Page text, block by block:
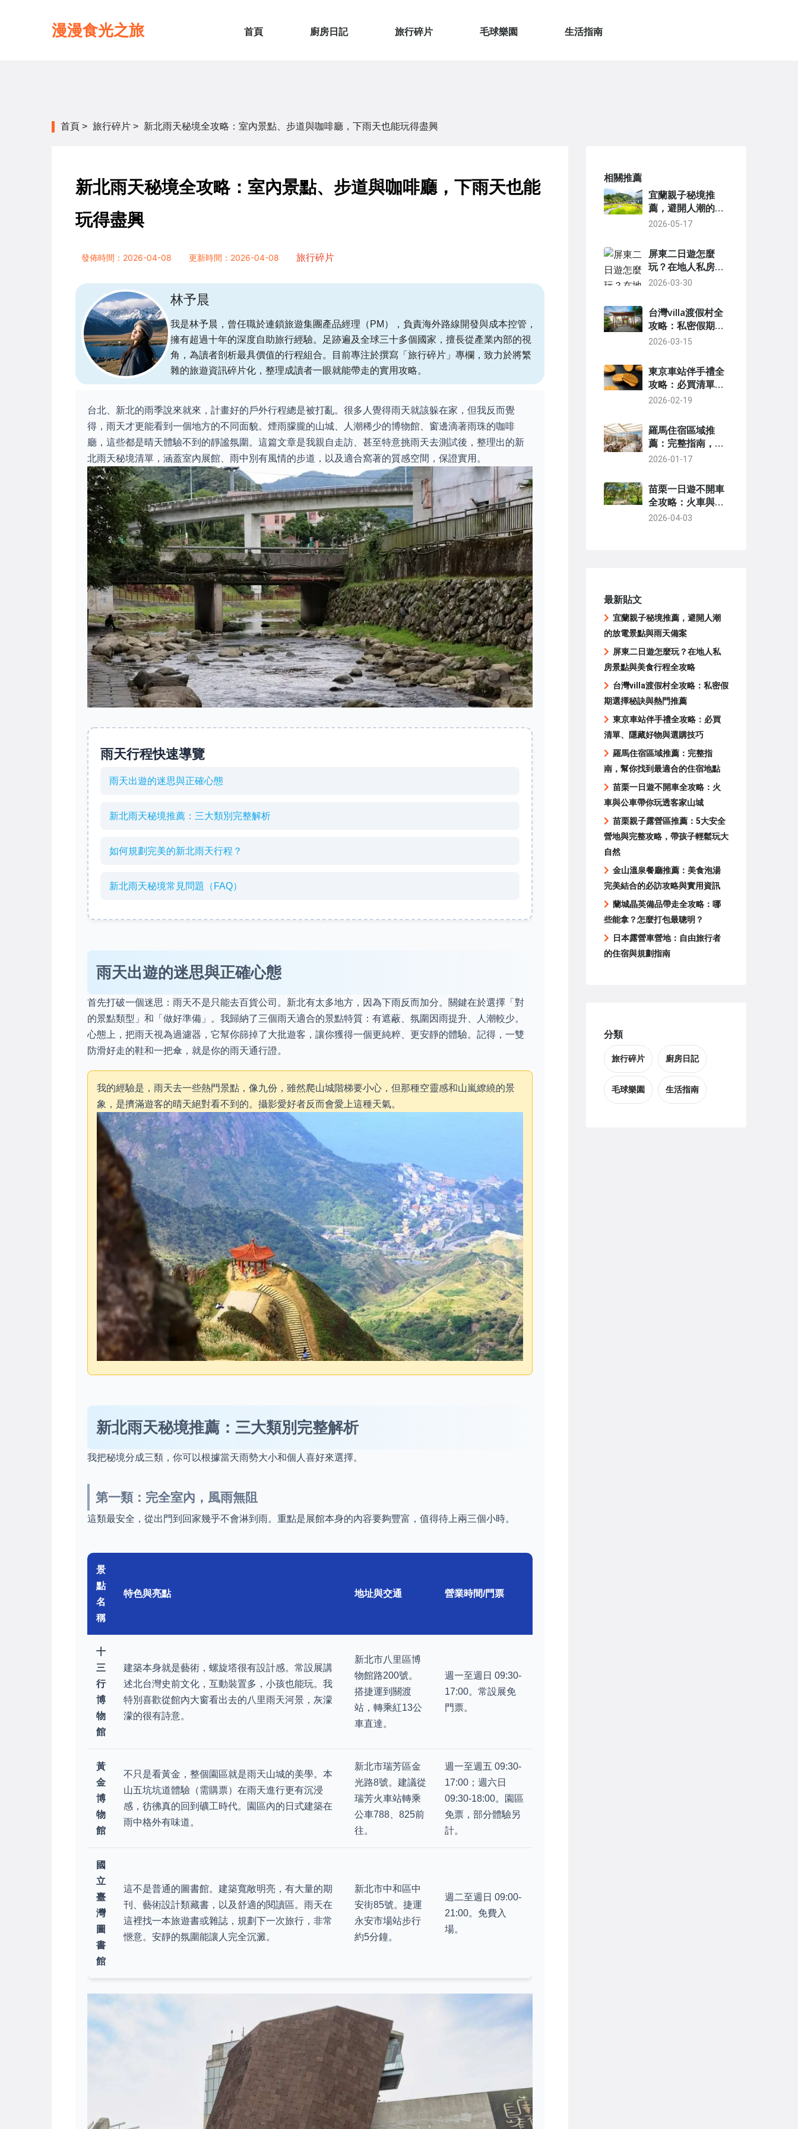
漫漫食光之旅 首頁 廚房日記 旅行碎片 毛球樂園 生活指南
首頁 > 旅行碎片 > 新北雨天秘境全攻略：室內景點、步道與咖啡廳，下雨天也能玩得盡興
新北雨天秘境全攻略：室內景點、步道與咖啡廳，下雨天也能
玩得盡興
發佈時間：2026-04-08 更新時間：2026-04-08 旅行碎片
林予晨
我是林予晨，曾任職於連鎖旅遊集團產品經理（PM），負責海外路線開發與成本控管，
擁有超過十年的深度自助旅行經驗。足跡遍及全球三十多個國家，擅長從產業內部的視
角，為讀者剖析最具價值的行程組合。目前專注於撰寫「旅行碎片」專欄，致力於將繁
雜的旅遊資訊碎片化，整理成讀者一眼就能帶走的實用攻略。
台北、新北的雨季說來就來，計畫好的戶外行程總是被打亂。很多人覺得雨天就該躲在家，但我反而覺
得，雨天才更能看到一個地方的不同面貌。煙雨朦朧的山城、人潮稀少的博物館、窗邊滴著雨珠的咖啡
廳，這些都是晴天體驗不到的靜謐氛圍。這篇文章是我親自走訪、甚至特意挑雨天去測試後，整理出的新
北雨天秘境清單，涵蓋室內展館、雨中別有風情的步道，以及適合窩著的質感空間，保證實用。
雨天行程快速導覽
雨天出遊的迷思與正確心態
新北雨天秘境推薦：三大類別完整解析
如何規劃完美的新北雨天行程？
新北雨天秘境常見問題（FAQ）
雨天出遊的迷思與正確心態
首先打破一個迷思：雨天不是只能去百貨公司。新北有太多地方，因為下雨反而加分。關鍵在於選擇「對
的景點類型」和「做好準備」。我歸納了三個雨天適合的景點特質：有遮蔽、氛圍因雨提升、人潮較少。
心態上，把雨天視為過濾器，它幫你篩掉了大批遊客，讓你獲得一個更純粹、更安靜的體驗。記得，一雙
防滑好走的鞋和一把傘，就是你的雨天通行證。
我的經驗是，雨天去一些熱門景點，像九份，雖然爬山城階梯要小心，但那種空靈感和山嵐繚繞的景
象，是擠滿遊客的晴天絕對看不到的。攝影愛好者反而會愛上這種天氣。
新北雨天秘境推薦：三大類別完整解析
我把秘境分成三類，你可以根據當天雨勢大小和個人喜好來選擇。
第一類：完全室內，風雨無阻
這類最安全，從出門到回家幾乎不會淋到雨。重點是展館本身的內容要夠豐富，值得待上兩三個小時。
景
點
名
稱
特色與亮點 地址與交通 營業時間/門票
十
三
行
博
物
館
建築本身就是藝術，螺旋塔很有設計感。常設展講
述北台灣史前文化，互動裝置多，小孩也能玩。我
特別喜歡從館內大窗看出去的八里雨天河景，灰濛
濛的很有詩意。
新北市八里區博
物館路200號。
搭捷運到關渡
站，轉乘紅13公
車直達。
週一至週日 09:30-
17:00。常設展免
門票。
黃
金
博
物
館
不只是看黃金，整個園區就是雨天山城的美學。本
山五坑坑道體驗（需購票）在雨天進行更有沉浸
感，彷彿真的回到礦工時代。園區內的日式建築在
雨中格外有味道。
新北市瑞芳區金
光路8號。建議從
瑞芳火車站轉乘
公車788、825前
往。
週一至週五 09:30-
17:00；週六日
09:30-18:00。園區
免票，部分體驗另
計。
國
立
臺
灣
圖
書
館
這不是普通的圖書館。建築寬敞明亮，有大量的期
刊、藝術設計類藏書，以及舒適的閱讀區。雨天在
這裡找一本旅遊書或雜誌，規劃下一次旅行，非常
愜意。安靜的氛圍能讓人完全沉澱。
新北市中和區中
安街85號。捷運
永安市場站步行
約5分鐘。
週二至週日 09:00-
21:00。免費入
場。
相關推薦
宜蘭親子秘境推
薦，避開人潮的放
電景點與雨天備案
2026-05-17
屏東二日遊怎麼
玩？在地人私房景
點與美食行程全攻
2026-03-30
台灣villa渡假村全
攻略：私密假期選
擇秘訣與熱門推薦
2026-03-15
東京車站伴手禮全
攻略：必買清單、
隱藏好物與選購技
2026-02-19
羅馬住宿區域推
薦：完整指南，幫
你找到最適合的住
2026-01-17
苗栗一日遊不開車
全攻略：火車與公
車帶你玩透客家山
2026-04-03
最新貼文
宜蘭親子秘境推薦，避開人潮
的放電景點與雨天備案
屏東二日遊怎麼玩？在地人私
房景點與美食行程全攻略
台灣villa渡假村全攻略：私密假
期選擇秘訣與熱門推薦
東京車站伴手禮全攻略：必買
清單、隱藏好物與選購技巧
羅馬住宿區域推薦：完整指
南，幫你找到最適合的住宿地點
苗栗一日遊不開車全攻略：火
車與公車帶你玩透客家山城
苗栗親子露營區推薦：5大安全
營地與完整攻略，帶孩子輕鬆玩大
自然
金山溫泉餐廳推薦：美食泡湯
完美結合的必訪攻略與實用資訊
蘭城晶英備品帶走全攻略：哪
些能拿？怎麼打包最聰明？
日本露營車營地：自由旅行者
的住宿與規劃指南
分類
旅行碎片 廚房日記
毛球樂園 生活指南